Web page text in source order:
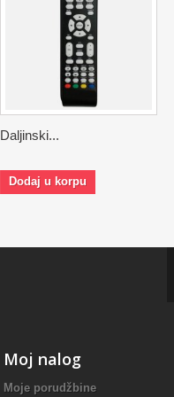
Daljinski...
Dodaj u korpu
Moj nalog
Moje porudžbine